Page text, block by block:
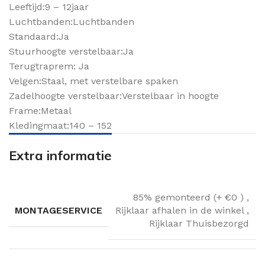
Leeftijd:9 – 12jaar
Luchtbanden:Luchtbanden
Standaard:Ja
Stuurhoogte verstelbaar:Ja
Terugtraprem: Ja
Velgen:Staal, met verstelbare spaken
Zadelhoogte verstelbaar:Verstelbaar in hoogte
Frame:Metaal
Kledingmaat:140 – 152
Extra informatie
MONTAGESERVICE
85% gemonteerd (+ €0 ) ,
Rijklaar afhalen in de winkel ,
Rijklaar Thuisbezorgd